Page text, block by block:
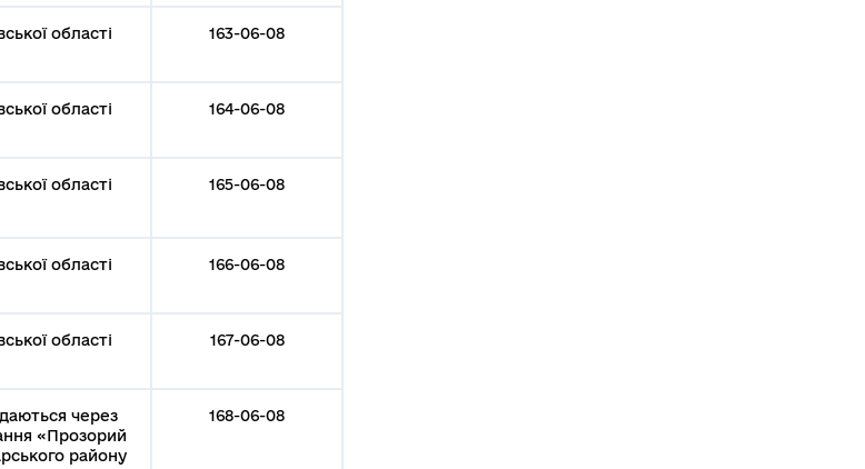
області
163-06-08
області
164-06-08
області
165-06-08
області
166-06-08
області
167-06-08
через
«Прозорий
району
168-06-08